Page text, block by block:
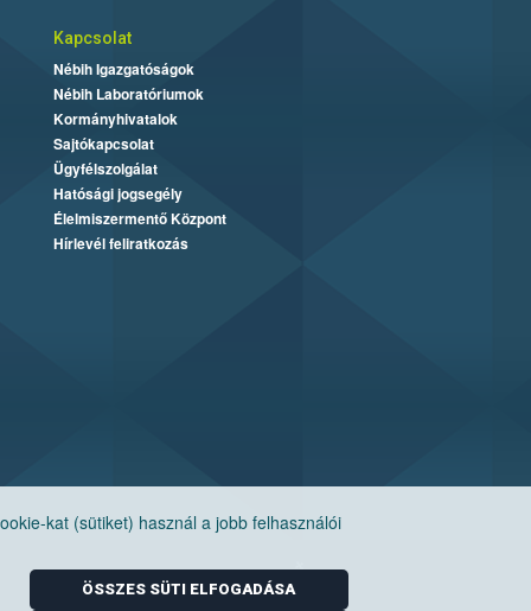
kat (sütiket) használ a jobb felhasználói
ÖSSZES SÜTI ELFOGADÁSA
Kapcsolat
Nébih Igazgatóságok
Nébih Laboratóriumok
Kormányhivatalok
Sajtókapcsolat
Ügyfélszolgálat
Hatósági jogsegély
Élelmiszermentő Központ
Hírlevél feliratkozás